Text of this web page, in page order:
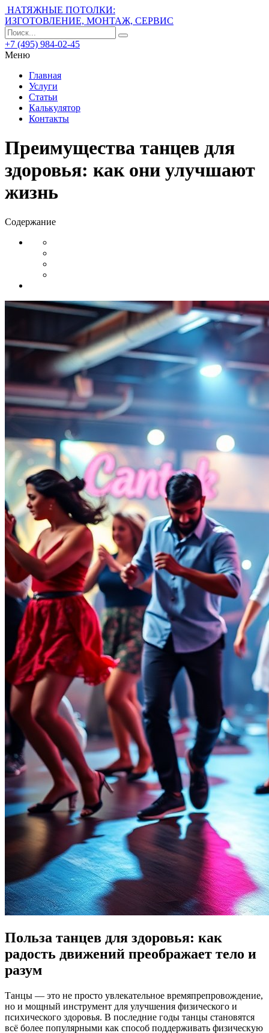
НАТЯЖНЫЕ ПОТОЛКИ:
ИЗГОТОВЛЕНИЕ, МОНТАЖ, СЕРВИС
+7 (495) 984-02-45
Меню
Главная
Услуги
Статьи
Калькулятор
Контакты
Преимущества танцев для
здоровья: как они улучшают
жизнь
Содержание
Польза танцев для здоровья: как
радость движений преображает тело и
разум
Танцы — это не просто увлекательное времяпрепровождение,
но и мощный инструмент для улучшения физического и
психического здоровья. В последние годы танцы становятся
всё более популярными как способ поддерживать физическую